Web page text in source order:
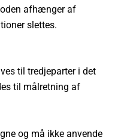
afhænger af
slettes.
til tredjeparter i det
til målretning af
og må ikke anvende